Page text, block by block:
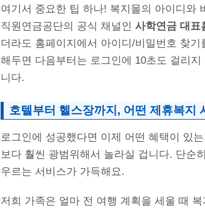
여기서 중요한 팁 하나! 복지몰의 아이디와
직원연금공단의 공식 채널인 사학연금 대표
더라도 홈페이지에서 아이디/비밀번호 찾
해두면 다음부터는 로그인에 10초도 걸리
니다.
호텔부터 헬스장까지, 어떤 제휴복지
로그인에 성공했다면 이제 어떤 혜택이 있
보다 훨씬 광범위해서 놀라실 겁니다. 단순
우르는 서비스가 가득해요.
저희 가족은 얼마 전 여행 계획을 세울 때